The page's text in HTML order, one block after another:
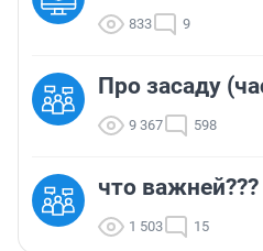
833 9
Про засаду
9 367 598
что важней???
1 503 15